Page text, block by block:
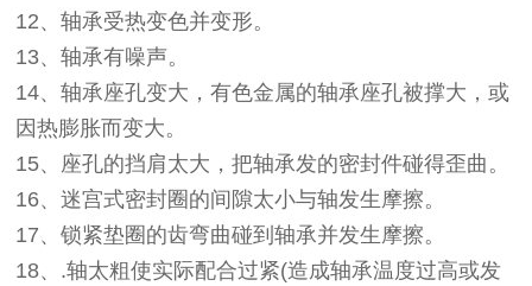
12、轴承受热变色并变形。
13、轴承有噪声。
14、轴承座孔变大，有色金属的轴承座孔被撑大，或
因热膨胀而变大。
15、座孔的挡肩太大，把轴承发的密封件碰得歪曲。
16、迷宫式密封圈的间隙太小与轴发生摩擦。
17、锁紧垫圈的齿弯曲碰到轴承并发生摩擦。
18、.轴太粗使实际配合过紧(造成轴承温度过高或发